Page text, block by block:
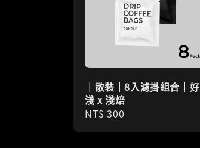
｜散裝｜8入濾掛組合｜好
淺 x 淺焙
Regular
NT$ 300